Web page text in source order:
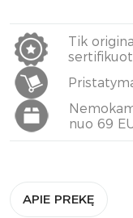
Tik
nuo 69
APIE PREKĘ